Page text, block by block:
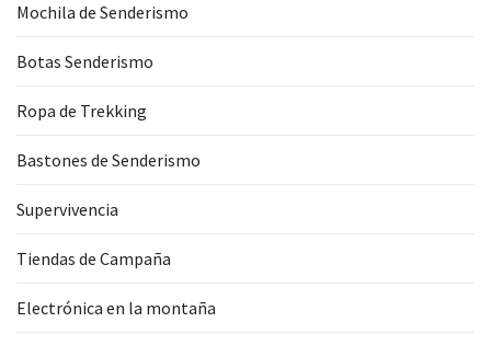
Mochila de Senderismo
Botas Senderismo
Ropa de Trekking
Bastones de Senderismo
Supervivencia
Tiendas de Campaña
Electrónica en la montaña